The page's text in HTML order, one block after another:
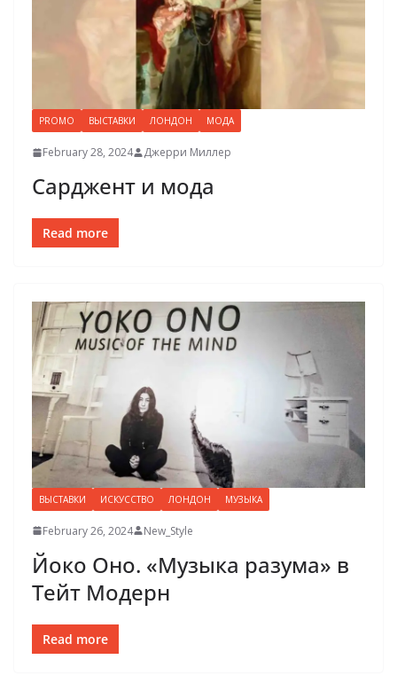
PROMO ВЫСТАВКИ ЛОНДОН МОДА
February 28, 2024 Джерри Миллер
Сарджент и мода
Read more
ВЫСТАВКИ ИСКУССТВО ЛОНДОН МУЗЫКА
February 26, 2024 New_Style
Йоко Оно. «Музыка разума» в
Тейт Модерн
Read more